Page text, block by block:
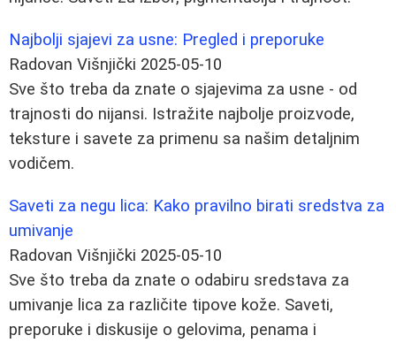
Najbolji sjajevi za usne: Pregled i preporuke
Radovan Višnjički 2025-05-10
Sve što treba da znate o sjajevima za usne - od
trajnosti do nijansi. Istražite najbolje proizvode,
teksture i savete za primenu sa našim detaljnim
vodičem.
Saveti za negu lica: Kako pravilno birati sredstva za
umivanje
Radovan Višnjički 2025-05-10
Sve što treba da znate o odabiru sredstava za
umivanje lica za različite tipove kože. Saveti,
preporuke i diskusije o gelovima, penama i